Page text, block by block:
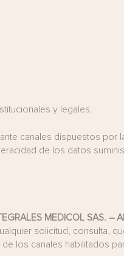
y legales.
canales dispuestos por
de los datos
MEDICOL SAS. –
solicitud, consulta,
los canales habilitados